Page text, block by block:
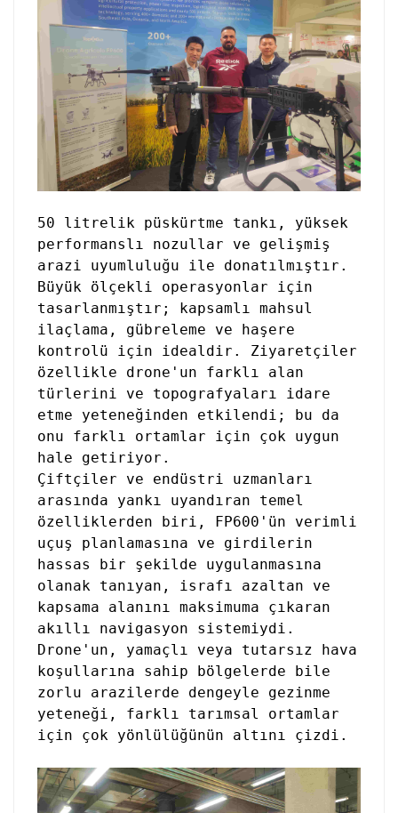
50 litrelik püskürtme tankı, yüksek
performanslı nozullar ve gelişmiş
arazi uyumluluğu ile donatılmıştır.
Büyük ölçekli operasyonlar için
tasarlanmıştır; kapsamlı mahsul
ilaçlama, gübreleme ve haşere
kontrolü için idealdir. Ziyaretçiler
özellikle drone'un farklı alan
türlerini ve topografyaları idare
etme yeteneğinden etkilendi; bu da
onu farklı ortamlar için çok uygun
hale getiriyor.
Çiftçiler ve endüstri uzmanları
arasında yankı uyandıran temel
özelliklerden biri, FP600'ün verimli
uçuş planlamasına ve girdilerin
hassas bir şekilde uygulanmasına
olanak tanıyan, israfı azaltan ve
kapsama alanını maksimuma çıkaran
akıllı navigasyon sistemiydi.
Drone'un, yamaçlı veya tutarsız hava
koşullarına sahip bölgelerde bile
zorlu arazilerde dengeyle gezinme
yeteneği, farklı tarımsal ortamlar
için çok yönlülüğünün altını çizdi.